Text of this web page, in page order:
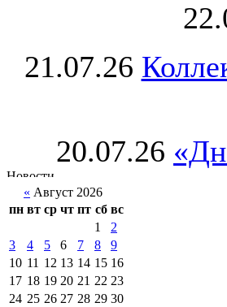
21.07.26
20.07.26
« Август 2026
пн вт ср чт пт сб вс
1
2
3
4 5 6 7 8
9
10 11 12 13 14 15 16
17 18 19 20 21 22 23
24 25 26 27 28 29 30